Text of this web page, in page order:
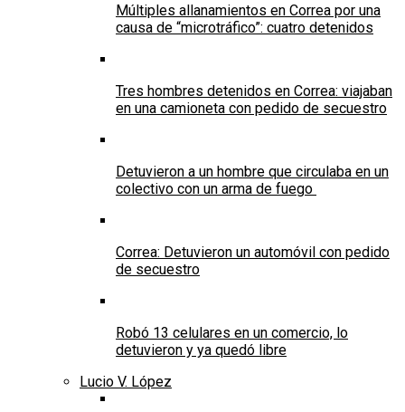
Múltiples allanamientos en Correa por una
causa de “microtráfico”: cuatro detenidos
Tres hombres detenidos en Correa: viajaban
en una camioneta con pedido de secuestro
Detuvieron a un hombre que circulaba en un
colectivo con un arma de fuego
Correa: Detuvieron un automóvil con pedido
de secuestro
Robó 13 celulares en un comercio, lo
detuvieron y ya quedó libre
Lucio V. López